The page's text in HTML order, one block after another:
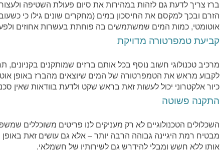
ברז צריך לדעת גם לזהות במהירות את סיום פעולת השטיפה
הזרם ובכך למקסם את החיסכון במים (מחקרים שונים גילו כי
אוטומטי, כמות המים שמשתמשים בה פוחתת בעשרות אחוזים ולפעמים
קביעת טמפרטורה מדויקת
מרכיב טכנולוגי חשוב נוסף בכל אותם ברזים שמותקנים
לקבוע מראש את הטמפרטורה של המים שיוצאים מהברז באופן
כיור אלקטרוני יכול לעשות זאת בראש שקט ולדעת בוודאות שאין
התקנה פשוטה
השכלולים הטכנולוגיים לא רק מעניקים לנו פריטים משוכללים
מבטיח רמת היגיינה גבוהה הרבה יותר – אלא גם עושים זאת
אותו ללא חשש ומבלי להידרש גם לשירותיו של חשמלאי.